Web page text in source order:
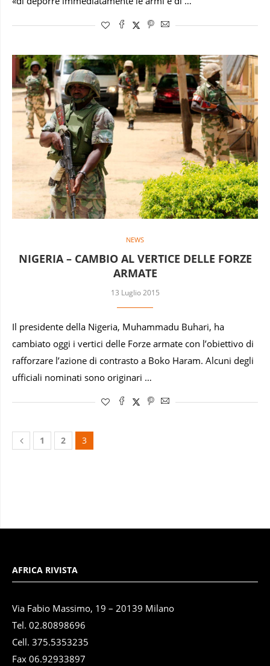
NEWS
NIGERIA – CAMBIO AL VERTICE DELLE FORZE
ARMATE
13 Luglio 2015
Il presidente della Nigeria, Muhammadu Buhari, ha
cambiato oggi i vertici delle Forze armate con l’obiettivo di
rafforzare l’azione di contrasto a Boko Haram. Alcuni degli
ufficiali nominati sono originari …
1 2 3
AFRICA RIVISTA
Via Fabio Massimo, 19 – 20139 Milano
Tel. 02.80898696
Cell. 375.5353235
Fax 06.92933897